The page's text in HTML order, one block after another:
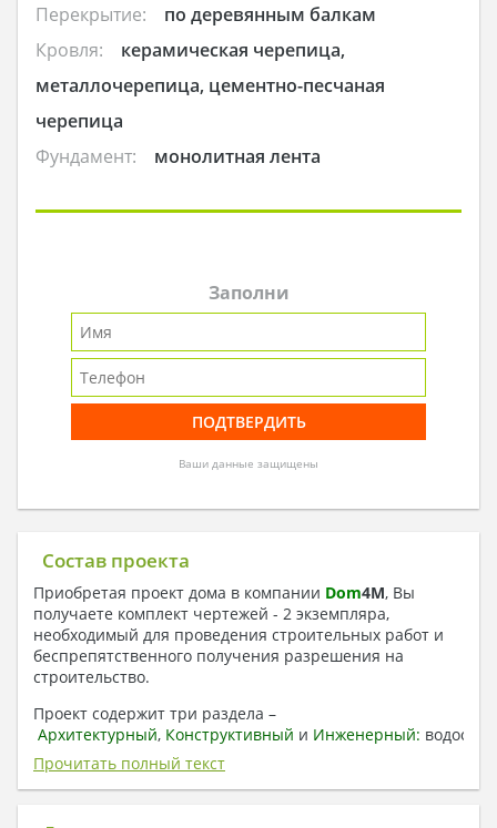
Перекрытие:
по деревянным балкам
Кровля:
керамическая черепица,
металлочерепица, цементно-песчаная
черепица
Фундамент:
монолитная лента
Заполни
Ваши данные защищены
Состав проекта
Приобретая проект дома в компании Dom4M, Вы
получаете комплект чертежей - 2 экземпляра,
необходимый для проведения строительных работ и
беспрепятственного получения разрешения на
строительство.
Проект содержит три раздела –
Архитектурный, Конструктивный и Инженерный:
отопление, вентиляция, канализация,
электроснабжение (приобретается за дополнительную
плату) + Пояснительная записка.
Прочитать полный текст